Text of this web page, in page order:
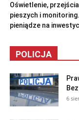
Oświetlenie,
pieszych i
pieniądze na
POLICJA
6